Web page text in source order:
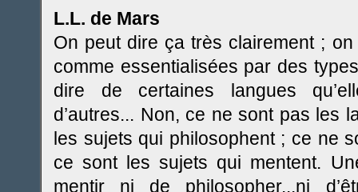
L.L. de Mars
On peut dire ça très clairement ;
comme essentialisées par des
dire de certaines langues
d’autres... Non, ce ne sont pas les
les sujets qui philosophent ; ce ne
ce sont les sujets qui mentent.
mentir ni de philosopher...ni